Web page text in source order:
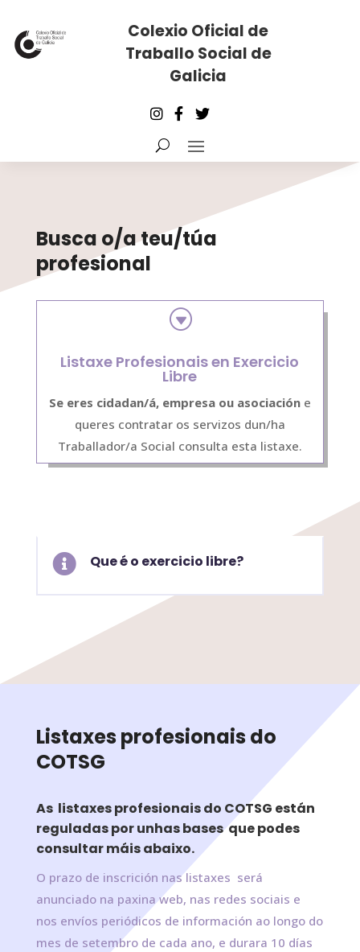
Colexio Oficial de
Traballo Social de
Galicia
Busca o/a teu/túa
profesional
G
Listaxe Profesionais en Exercicio
Libre
Se eres cidadan/á, empresa ou asociacióne
queres contratar os servizos dun/ha
Traballador/a Social consulta esta listaxe.
 Que é o exercicio libre?
Listaxes profesionais do
COTSG
As listaxes profesionais do COTSG están
reguladas por unhas bases que podes
consultar máis abaixo.
O prazo de inscrición nas listaxes será
anunciado na paxina web, nas redes sociais e
nos envíos periódicos de información ao longo do
mes de setembro de cada ano, e durara 10 días